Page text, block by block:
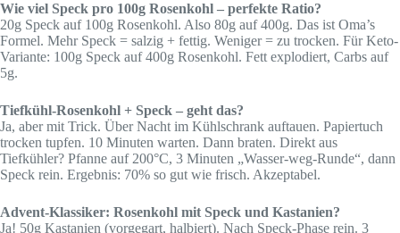
Wie viel Speck pro 100g Rosenkohl – perfekte Ratio?
20g Speck auf 100g Rosenkohl. Also 80g auf 400g. Das ist Oma’s
Formel. Mehr Speck = salzig + fettig. Weniger = zu trocken. Für Keto-
Variante: 100g Speck auf 400g Rosenkohl. Fett explodiert, Carbs auf
5g.
Tiefkühl-Rosenkohl + Speck – geht das?
Ja, aber mit Trick. Über Nacht im Kühlschrank auftauen. Papiertuch
trocken tupfen. 10 Minuten warten. Dann braten. Direkt aus
Tiefkühler? Pfanne auf 200°C, 3 Minuten „Wasser-weg-Runde“, dann
Speck rein. Ergebnis: 70% so gut wie frisch. Akzeptabel.
Advent-Klassiker: Rosenkohl mit Speck und Kastanien?
Ja! 50g Kastanien (vorgegart, halbiert). Nach Speck-Phase rein. 3